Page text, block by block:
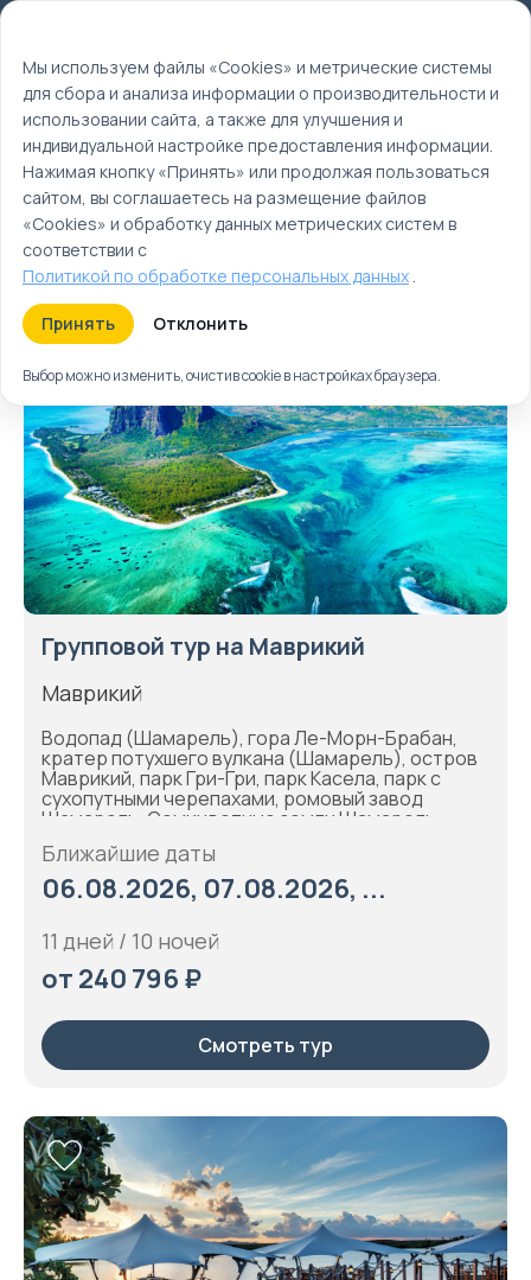
Главная
Туры
Маврикий | Туры и
отдых на Маврикии
Туры Круизы Ближайшие
Групповой тур на Маврикий
Маврикий
Водопад (Шамарель), гора Ле-Морн-Брабан,
кратер потухшего вулкана (Шамарель), остров
Маврикий, парк Гри-Гри, парк Касела, парк с
сухопутными черепахами, ромовый завод
Шамарель, Семицветные земли Шамарель
Ближайшие даты
06.08.2026, 07.08.2026, ...
11 дней / 10 ночей
от 240 796 ₽
Смотреть тур
Мы используем файлы «Cookies» и метрические системы
для сбора и анализа информации о производительности и
использовании сайта, а также для улучшения и
индивидуальной настройке предоставления информации.
Нажимая кнопку «Принять» или продолжая пользоваться
сайтом, вы соглашаетесь на размещение файлов
«Cookies» и обработку данных метрических систем в
соответствии с
Политикой по обработке персональных данных.
Принять Отклонить
Выбор можно изменить, очистив cookie в настройках браузера.